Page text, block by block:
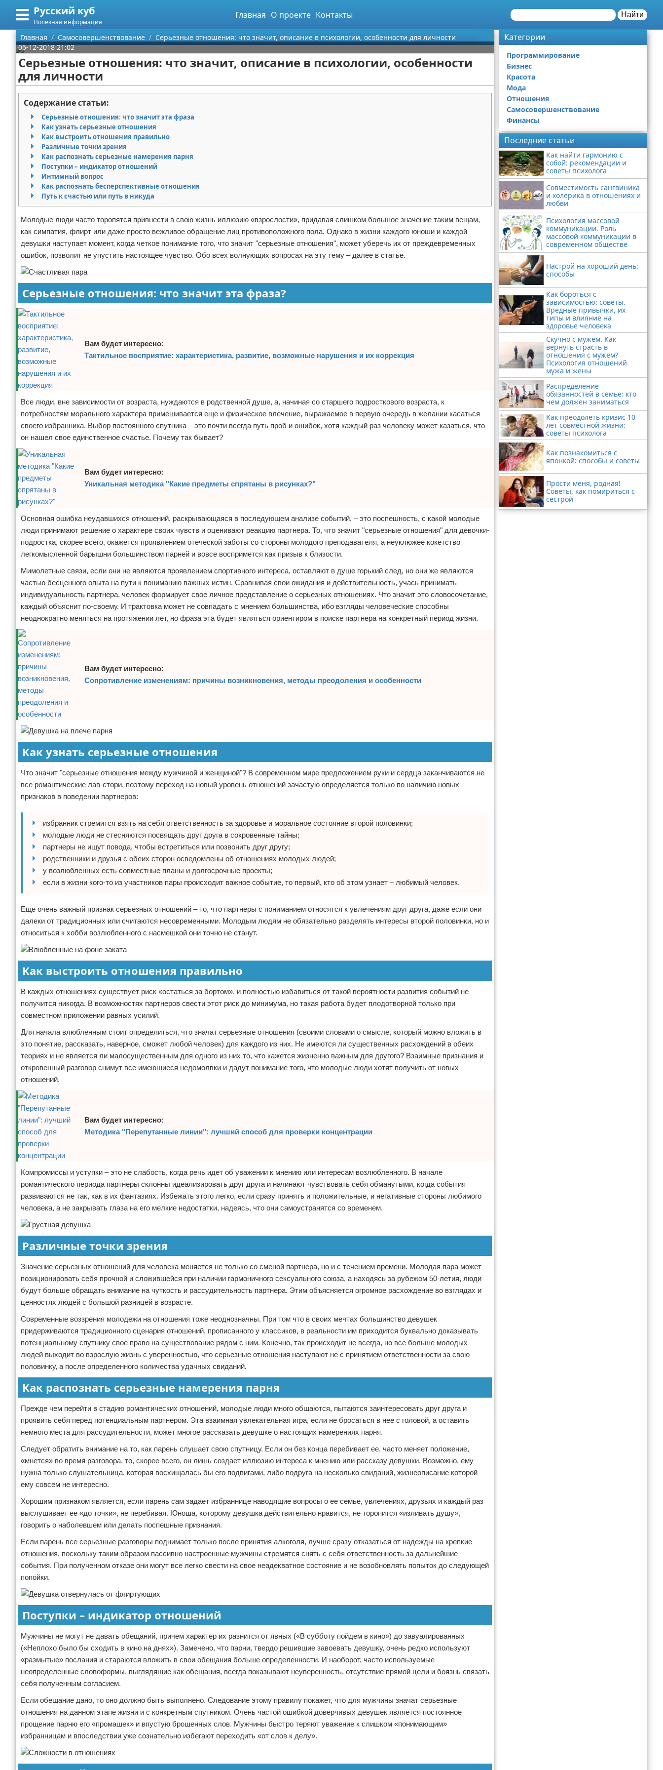
Русский куб
Полезная информация
Главная О проекте Контакты Найти
Меню
Главная
Категории
Программирование
Бизнес
Красота
Мода
Отношения
Самосовершенствование
Поиск
О проекте
Контакты
Сотрудничество
Размещение рекламы
Для правообладателей
Отказ от ответственности
Главная Самосовершенствование
Серьезные отношения: что значит, описание в психологии, особенности для личности
06-12-2018 21:02
Серьезные отношения: что значит, описание в психологии, особенности
для личности
Содержание статьи:
Серьезные отношения: что значит эта фраза
Как узнать серьезные отношения
Как выстроить отношения правильно
Различные точки зрения
Как распознать серьезные намерения парня
Поступки – индикатор отношений
Интимный вопрос
Как распознать бесперспективные отношения
Путь к счастью или путь в никуда
Молодые люди часто торопятся привнести в свою жизнь иллюзию «взрослости», придавая слишком большое значение таким вещам,
как симпатия, флирт или даже просто вежливое обращение лиц противоположного пола. Однако в жизни каждого юноши и каждой
девушки наступает момент, когда четкое понимание того, что значит "серьезные отношения", может уберечь их от преждевременных
ошибок, позволит не упустить настоящее чувство. Обо всех волнующих вопросах на эту тему – далее в статье.
Серьезные отношения: что значит эта фраза?
Вам будет интересно:
Тактильное восприятие: характеристика, развитие, возможные нарушения и их коррекция
Все люди, вне зависимости от возраста, нуждаются в родственной душе, а, начиная со старшего подросткового возраста, к
потребностям морального характера примешивается еще и физическое влечение, выражаемое в первую очередь в желании касаться
своего избранника. Выбор постоянного спутника – это почти всегда путь проб и ошибок, хотя каждый раз человеку может казаться, что
он нашел свое единственное счастье. Почему так бывает?
Вам будет интересно:
Уникальная методика "Какие предметы спрятаны в рисунках?"
Основная ошибка неудавшихся отношений, раскрывающаяся в последующем анализе событий, – это поспешность, с какой молодые
люди принимают решение о характере своих чувств и оценивают реакцию партнера. То, что значит "серьезные отношения" для девочки-
подростка, скорее всего, окажется проявлением отеческой заботы со стороны молодого преподавателя, а неуклюжее кокетство
легкомысленной барышни большинством парней и вовсе воспримется как призыв к близости.
Мимолетные связи, если они не являются проявлением спортивного интереса, оставляют в душе горький след, но они же являются
частью бесценного опыта на пути к пониманию важных истин. Сравнивая свои ожидания и действительность, учась принимать
индивидуальность партнера, человек формирует свое личное представление о серьезных отношениях. Что значит это словосочетание,
каждый объяснит по-своему. И трактовка может не совпадать с мнением большинства, ибо взгляды человеческие способны
неоднократно меняться на протяжении лет, но фраза эта будет являться ориентиром в поиске партнера на конкретный период жизни.
Вам будет интересно:
Сопротивление изменениям: причины возникновения, методы преодоления и особенности
Как узнать серьезные отношения
Что значит "серьезные отношения между мужчиной и женщиной"? В современном мире предложением руки и сердца заканчиваются не
все романтические лав-стори, поэтому переход на новый уровень отношений зачастую определяется только по наличию новых
признаков в поведении партнеров:
избранник стремится взять на себя ответственность за здоровье и моральное состояние второй половинки;
молодые люди не стесняются посвящать друг друга в сокровенные тайны;
партнеры не ищут повода, чтобы встретиться или позвонить друг другу;
родственники и друзья с обеих сторон осведомлены об отношениях молодых людей;
у возлюбленных есть совместные планы и долгосрочные проекты;
если в жизни кого-то из участников пары происходит важное событие, то первый, кто об этом узнает – любимый человек.
Еще очень важный признак серьезных отношений – то, что партнеры с пониманием относятся к увлечениям друг друга, даже если они
далеки от традиционных или считаются несовременными. Молодым людям не обязательно разделять интересы второй половинки, но и
относиться к хобби возлюбленного с насмешкой они точно не станут.
Как выстроить отношения правильно
В каждых отношениях существует риск «остаться за бортом», и полностью избавиться от такой вероятности развития событий не
получится никогда. В возможностях партнеров свести этот риск до минимума, но такая работа будет плодотворной только при
совместном приложении равных усилий.
Для начала влюбленным стоит определиться, что значат серьезные отношения (своими словами о смысле, который можно вложить в
это понятие, рассказать, наверное, сможет любой человек) для каждого из них. Не имеются ли существенных расхождений в обеих
теориях и не является ли малосущественным для одного из них то, что кажется жизненно важным для другого? Взаимные признания и
откровенный разговор снимут все имеющиеся недомолвки и дадут понимание того, что молодые люди хотят получить от новых
отношений.
Вам будет интересно:
Методика "Перепутанные линии": лучший способ для проверки концентрации
Компромиссы и уступки – это не слабость, когда речь идет об уважении к мнению или интересам возлюбленного. В начале
романтического периода партнеры склонны идеализировать друг друга и начинают чувствовать себя обманутыми, когда события
развиваются не так, как в их фантазиях. Избежать этого легко, если сразу принять и положительные, и негативные стороны любимого
человека, а не закрывать глаза на его мелкие недостатки, надеясь, что они самоустранятся со временем.
Различные точки зрения
Значение серьезных отношений для человека меняется не только со сменой партнера, но и с течением времени. Молодая пара может
позиционировать себя прочной и сложившейся при наличии гармоничного сексуального союза, а находясь за рубежом 50-летия, люди
будут больше обращать внимание на чуткость и рассудительность партнера. Этим объясняется огромное расхождение во взглядах и
ценностях людей с большой разницей в возрасте.
Современные воззрения молодежи на отношения тоже неоднозначны. При том что в своих мечтах большинство девушек
придерживаются традиционного сценария отношений, прописанного у классиков, в реальности им приходится буквально доказывать
потенциальному спутнику свое право на существование рядом с ним. Конечно, так происходит не всегда, но все больше молодых
людей выходит во взрослую жизнь с уверенностью, что серьезные отношения наступают не с принятием ответственности за свою
половинку, а после определенного количества удачных свиданий.
Как распознать серьезные намерения парня
Прежде чем перейти в стадию романтических отношений, молодые люди много общаются, пытаются заинтересовать друг друга и
проявить себя перед потенциальным партнером. Эта взаимная увлекательная игра, если не бросаться в нее с головой, а оставить
немного места для рассудительности, может многое рассказать девушке о настоящих намерениях парня.
Следует обратить внимание на то, как парень слушает свою спутницу. Если он без конца перебивает ее, часто меняет положение,
«мнется» во время разговора, то, скорее всего, он лишь создает иллюзию интереса к мнению или рассказу девушки. Возможно, ему
нужна только слушательница, которая восхищалась бы его подвигами, либо подруга на несколько свиданий, жизнеописание которой
ему совсем не интересно.
Хорошим признаком является, если парень сам задает избраннице наводящие вопросы о ее семье, увлечениях, друзьях и каждый раз
выслушивает ее «до точки», не перебивая. Юноша, которому девушка действительно нравится, не торопится «изливать душу»,
говорить о наболевшем или делать поспешные признания.
Если парень все серьезные разговоры поднимает только после принятия алкоголя, лучше сразу отказаться от надежды на крепкие
отношения, поскольку таким образом пассивно настроенные мужчины стремятся снять с себя ответственность за дальнейшие
события. При полученном отказе они могут все легко свести на свое неадекватное состояние и не возобновлять попыток до следующей
попойки.
Поступки – индикатор отношений
Мужчины не могут не давать обещаний, причем характер их разнится от явных («В субботу пойдем в кино») до завуалированных
(«Неплохо было бы сходить в кино на днях»). Замечено, что парни, твердо решившие завоевать девушку, очень редко используют
«размытые» послания и стараются вложить в свои обещания больше определенности. И наоборот, часто используемые
неопределенные словоформы, выглядящие как обещания, всегда показывают неуверенность, отсутствие прямой цели и боязнь связать
себя полученным согласием.
Если обещание дано, то оно должно быть выполнено. Следование этому правилу покажет, что для мужчины значат серьезные
отношения на данном этапе жизни и с конкретным спутником. Очень частой ошибкой доверчивых девушек является постоянное
прощение парню его «промашек» и впустую брошенных слов. Мужчины быстро теряют уважение к слишком «понимающим»
избранницам и впоследствии уже сознательно избегают переходить «от слов к делу».
Категории
Программирование
Бизнес
Красота
Мода
Отношения
Самосовершенствование
Финансы
Последние статьи
Как найти гармонию с
собой: рекомендации и
советы психолога
Совместимость сангвиника
и холерика в отношениях и
любви
Психология массовой
коммуникации. Роль
массовой коммуникации в
современном обществе
Настрой на хороший день:
способы
Как бороться с
зависимостью: советы.
Вредные привычки, их
типы и влияние на
здоровье человека
Скучно с мужем. Как
вернуть страсть в
отношения с мужем?
Психология отношений
мужа и жены
Распределение
обязанностей в семье: кто
чем должен заниматься
Как преодолеть кризис 10
лет совместной жизни:
советы психолога
Как познакомиться с
японкой: способы и советы
Прости меня, родная!
Советы, как помириться с
сестрой